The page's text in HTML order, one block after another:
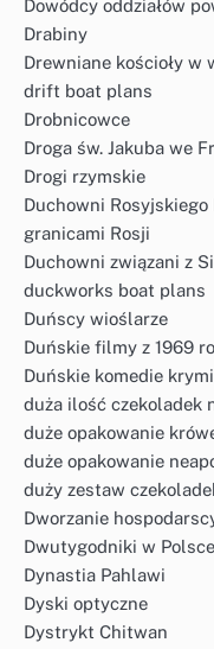
Dowódcy oddziałów
Drabiny
Drewniane kościoły
drift boat plans
Drobnicowce
Droga św. Jakuba we
Drogi rzymskie
Duchowni Rosyjskiego
granicami Rosji
Duchowni związani z
duckworks boat plans
Duńscy wioślarze
Duńskie filmy z 1969
Duńskie komedie
duża ilość czekoladek
duże opakowanie
duże opakowanie
duży zestaw
Dworzanie
Dwutygodniki w Polsce
Dynastia Pahlawi
Dyski optyczne
Dystrykt Chitwan